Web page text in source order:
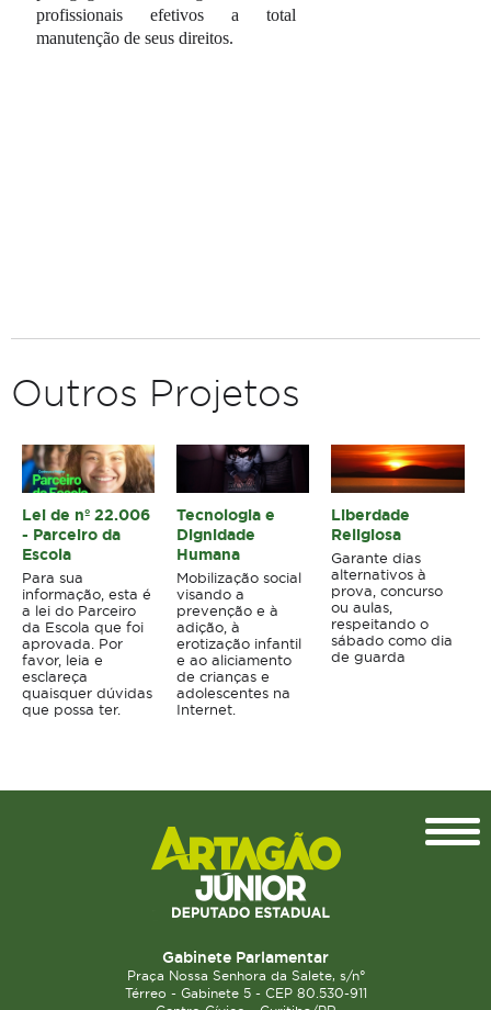
profissionais efetivos a total
manutenção de seus direitos.
Outros Projetos
Lei de nº 22.006
- Parceiro da
Escola
Para sua
informação, esta é
a lei do Parceiro
da Escola que foi
aprovada. Por
favor, leia e
esclareça
quaisquer dúvidas
que possa ter.
Tecnologia e
Dignidade
Humana
Mobilização social
visando a
prevenção e à
adição, à
erotização infantil
e ao aliciamento
de crianças e
adolescentes na
Internet.
Liberdade
Religiosa
Garante dias
alternativos à
prova, concurso
ou aulas,
respeitando o
sábado como dia
de guarda
Gabinete Parlamentar
Praça Nossa Senhora da Salete, s/n°
Térreo - Gabinete 5 - CEP 80.530-911